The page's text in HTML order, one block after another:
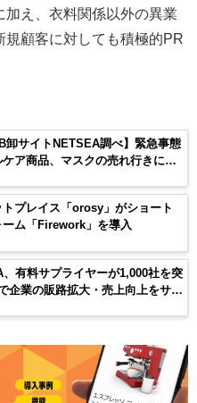
え、衣料関係以外の異業
顧客に対しても積極的PR
卸サイトNETSEA調べ】緊急事態
ア商品、マスクの売れ行きにつ
プレイス「orosy」がショート
ム「Firework」を導入
有料サプライヤーが1,000社を突
企業の販路拡大・売上向上をサポ